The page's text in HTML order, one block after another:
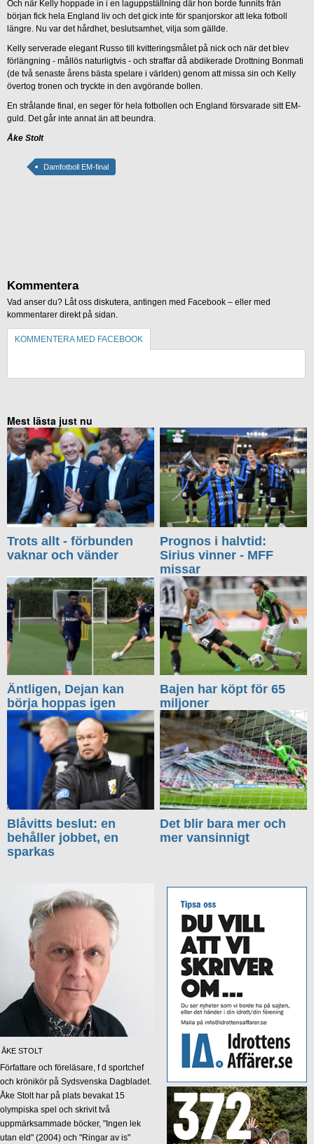
Och när Kelly hoppade in i en laguppställning där hon borde funnits från
början fick hela England liv och det gick inte för spanjorskor att leka fotboll
längre. Nu var det hårdhet, beslutsamhet, vilja som gällde.
Kelly serverade elegant Russo till kvitteringsmålet på nick och när det blev
förlängning - mållös naturligtvis - och straffar då abdikerade Drottning Bonmati
(de två senaste årens bästa spelare i världen) genom att missa sin och Kelly
övertog tronen och tryckte in den avgörande bollen.
En strålande final, en seger för hela fotbollen och England försvarade sitt EM-
guld. Det går inte annat än att beundra.
Åke Stolt
Damfotboll EM-final
Kommentera
Vad anser du? Låt oss diskutera, antingen med Facebook – eller med
kommentarer direkt på sidan.
KOMMENTERA MED FACEBOOK
Mest lästa just nu
Trots allt - förbunden
vaknar och vänder
Prognos i halvtid:
Sirius vinner - MFF
missar
Äntligen, Dejan kan
börja hoppas igen
Bajen har köpt för 65
miljoner
Blåvitts beslut: en
behåller jobbet, en
sparkas
Det blir bara mer och
mer vansinnigt
ÅKE STOLT
Författare och föreläsare, f d sportchef
och krönikör på Sydsvenska Dagbladet.
Åke Stolt har på plats bevakat 15
olympiska spel och skrivit två
uppmärksammade böcker, "Ingen lek
utan eld" (2004) och "Ringar av is"